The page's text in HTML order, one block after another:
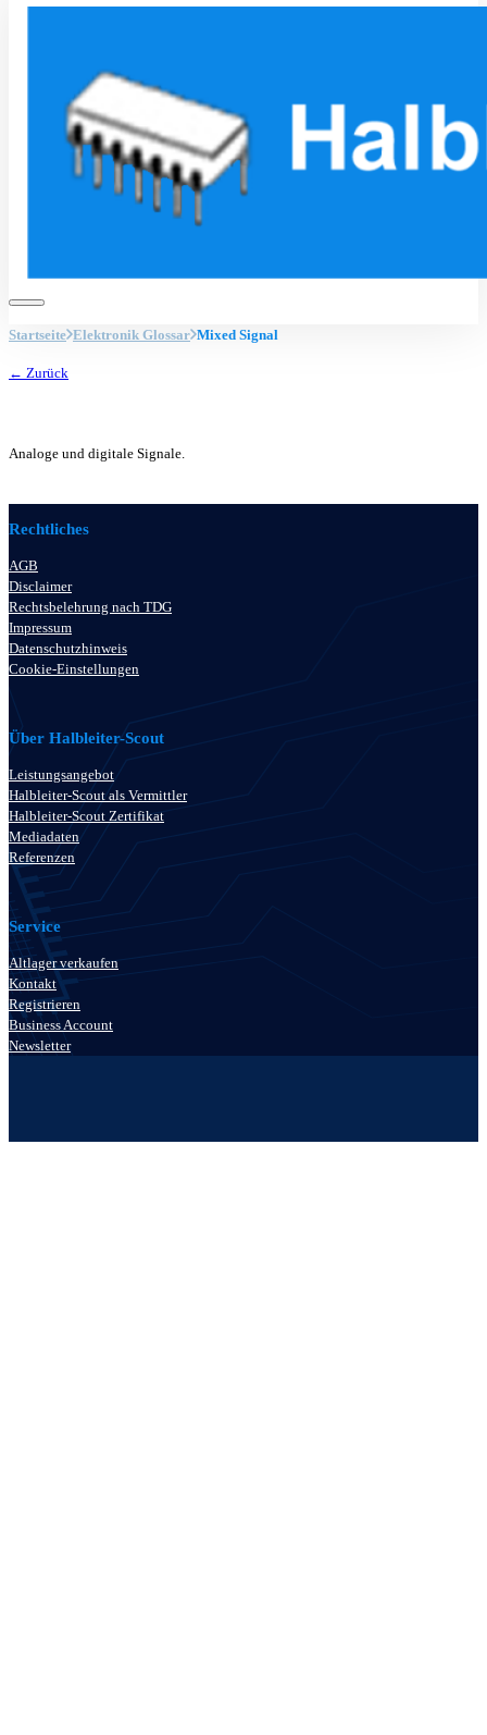
Startseite Elektronik Glossar Mixed Signal
← Zurück
Analoge und digitale Signale.
Rechtliches
AGB
Disclaimer
Rechtsbelehrung nach TDG
Impressum
Datenschutzhinweis
Cookie-Einstellungen
Über Halbleiter-Scout
Leistungsangebot
Halbleiter-Scout als Vermittler
Halbleiter-Scout Zertifikat
Mediadaten
Referenzen
Service
Altlager verkaufen
Kontakt
Registrieren
Business Account
Newsletter